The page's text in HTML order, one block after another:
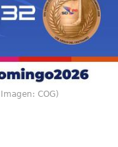
COG)